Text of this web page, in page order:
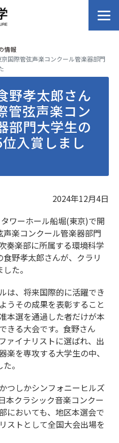
情報
国際管弦声楽コンクール管楽器部門
野孝太郎さん
管弦声楽コン
部門大学生の
入賞しまし
2024年12月4日
ワーホール船堀(東京)で開
楽コンクール管楽器部門
奏楽部に所属する環境科学
野孝太郎さんが、クラリ
た。
は、将来国際的に活躍でき
うその成果を表彰すること
本選を通過した者だけが本
きる大会です。食野さん
ァイナリストに選ばれ、出
楽を専攻する大学生の中、
。
つしかシンフォニーヒルズ
本クラシック音楽コンクー
においても、地区本選会で
ストとして全国大会出場を